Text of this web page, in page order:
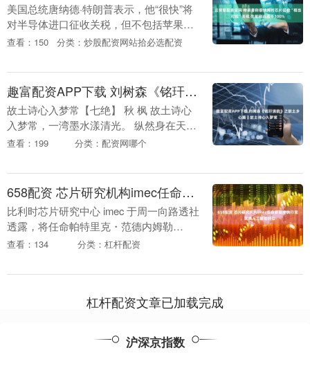
美国总统唐纳德·特朗普表示，他“很快”将
对半导体进口征收关税，但不包括苹果等
公司的商品，它们已承诺增加对美国的投
特朗普周四....
查看：150 分类：炒股配资网站拾必选配资
趣富配资APP下载 刘树森《铭玕清韵》之故土乡心篇‖故土诗心入梦常
故土诗心入梦常【七绝】 秋 枫 故土诗心
入梦常，一湾墨水漾清光。 纵然身在天涯
远，犹念庭前竹韵香。 2025年8月7日夜初
土....
查看：199 分类：配资网哪个
658配资 芯片研究机构imec任命新首席执行官，聚焦人工智能转型
比利时芯片研究中心 imec 于周一向路透社
透露，将任命帕特里克・范德内姆勒
（Patrick Vandenameele）为新任首席执
查看：134 分类：杠杆配资
杠杆配资文章已加载完成
沪深京指数